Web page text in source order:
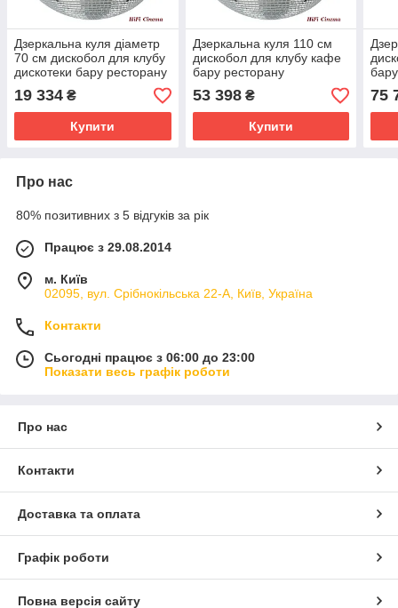
Дзеркальна куля діаметр
70 см дискобол для клубу
дискотеки бару ресторану
будинку
19 334 ₴
Купити
Дзеркальна куля 110 см
дискобол для клубу кафе
бару ресторану
53 398₴
Купити
75
Про нас
80% позитивних з 5 відгуків за рік
Працює з 29.08.2014
м. Київ
02095, вул. Срібнокільська 22-А, Київ, Україна
Контакти
Сьогодні працює з 06:00 до 23:00
Показати весь графік роботи
Про нас
Контакти
Доставка та оплата
Графік роботи
Повна версія сайту